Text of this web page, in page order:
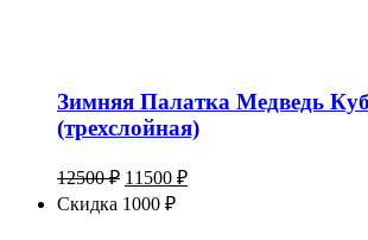
Зимняя Палатка Медведь
(трехслойная)
12500₽ Первоначальная
цена
составляла
11500 ₽Текущая
Скидка 1000 ₽